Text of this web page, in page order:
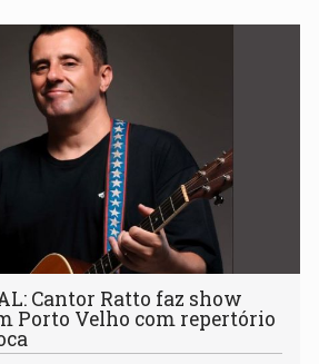
Cantor Ratto faz show
Porto Velho com repertório